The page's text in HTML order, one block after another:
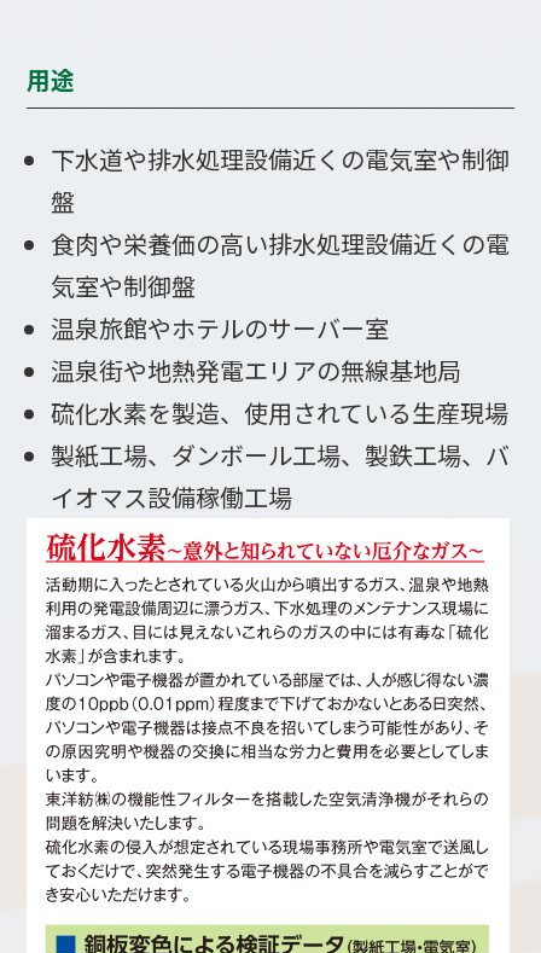
用途
下水道や排水処理設備近くの電気室や制御
盤
食肉や栄養価の高い排水処理設備近くの電
気室や制御盤
温泉旅館やホテルのサーバー室
温泉街や地熱発電エリアの無線基地局
硫化水素を製造、使用されている生産現場
製紙工場、ダンボール工場、製鉄工場、バ
イオマス設備稼働工場